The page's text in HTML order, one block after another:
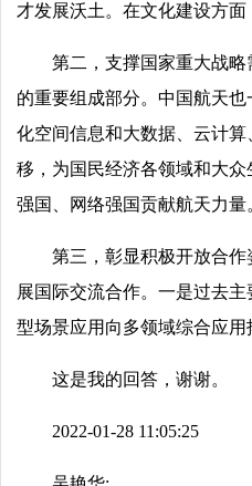
才发展沃土。在文化建设方
第二，支撑国家重大战
的重要组成部分。中国航天
化空间信息和大数据、云计
移，为国民经济各领域和大
强国、网络强国贡献航天力量
第三，彰显积极开放合
展国际交流合作。一是过去
型场景应用向多领域综合应
这是我的回答，谢谢。
2022-01-28 11:05:25